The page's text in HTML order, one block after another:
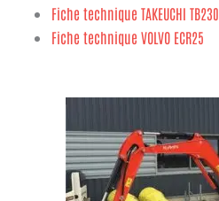
Fiche technique TAKEUCHI TB230
Fiche technique VOLVO ECR25